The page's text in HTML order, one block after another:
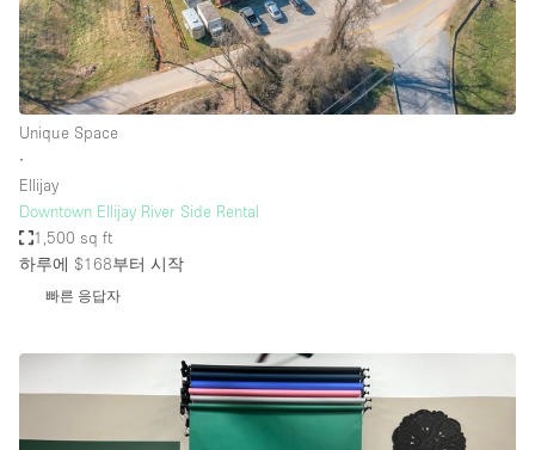
Unique Space
∙
Ellijay
Downtown Ellijay River Side Rental
1,500 sq ft
하루에 $168부터 시작
빠른 응답자